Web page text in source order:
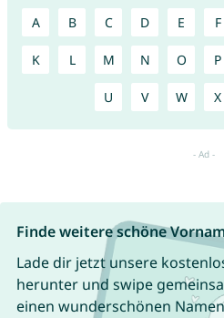
A B C D E F
K L M N O P
U V W X
Finde weitere schöne
Lade dir jetzt unsere
herunter und swipe
einen wunderschönen